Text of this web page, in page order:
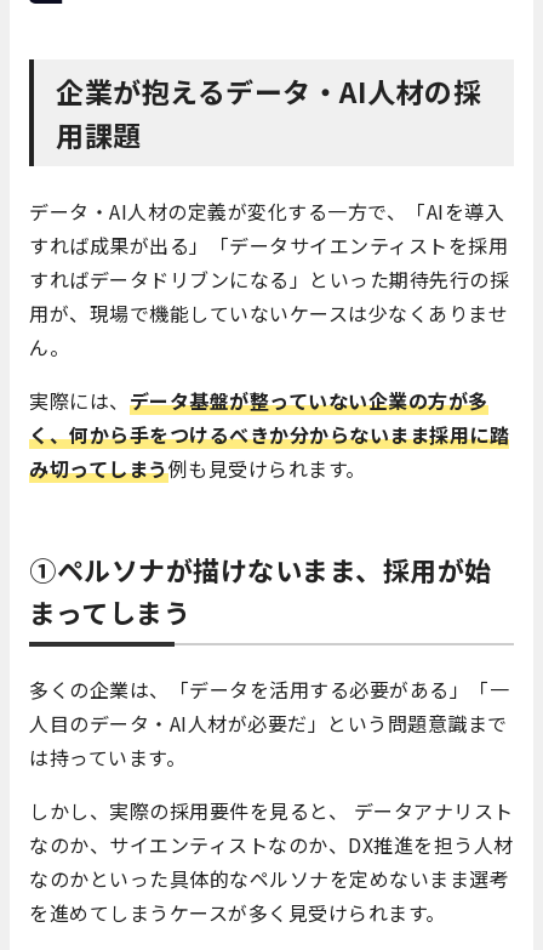
企業が抱えるデータ・AI人材の採
用課題
データ・AI人材の定義が変化する一方で、「AIを導入
すれば成果が出る」「データサイエンティストを採用
すればデータドリブンになる」といった期待先行の採
用が、現場で機能していないケースは少なくありませ
ん。
実際には、 データ基盤が整っていない企業の方が多
く、何から手をつけるべきか分からないまま採用に踏
み切ってしまう例も見受けられます。
①ペルソナが描けないまま、採用が始
まってしまう
多くの企業は、「データを活用する必要がある」「一
人目のデータ・AI人材が必要だ」という問題意識まで
は持っています。
しかし、実際の採用要件を見ると、 データアナリスト
なのか、サイエンティストなのか、DX推進を担う人材
なのかといった具体的なペルソナを定めないまま選考
を進めてしまうケースが多く見受けられます。